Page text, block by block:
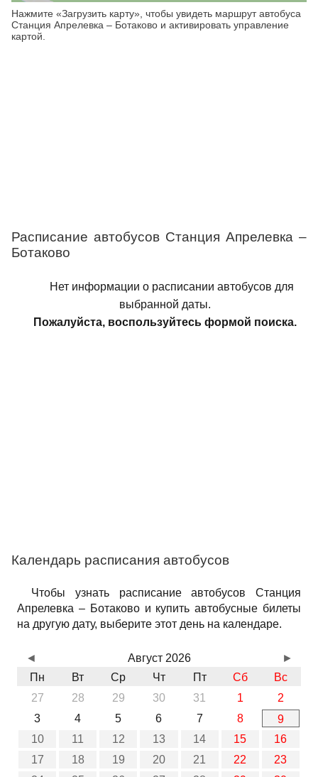
Нажмите «Загрузить карту», чтобы увидеть маршрут автобуса
Станция Апрелевка – Ботаково и активировать управление
картой.
Расписание автобусов Станция Апрелевка –
Ботаково
Нет информации о расписании автобусов для
выбранной даты.
Пожалуйста, воспользуйтесь формой поиска.
Календарь расписания автобусов
Чтобы узнать расписание автобусов Станция
Апрелевка – Ботаково и купить автобусные билеты
на другую дату, выберите этот день на календаре.
Август 2026
Пн
Вт Ср Чт Пт Сб
Вс
27
28 29 30 31 1
2
3
4 5 6 7 8
9
10
11 12 13 14 15
16
17
18 19 20 21 22
23
◄ ►